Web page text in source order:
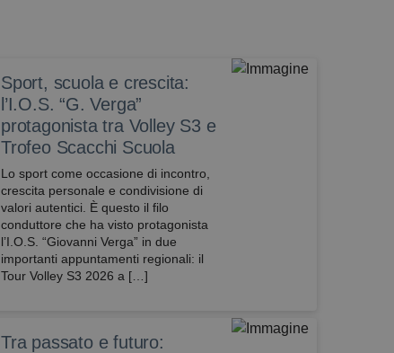
Sport, scuola e crescita:
l’I.O.S. “G. Verga”
protagonista tra Volley S3 e
Trofeo Scacchi Scuola
Lo sport come occasione di incontro,
crescita personale e condivisione di
valori autentici. È questo il filo
conduttore che ha visto protagonista
l’I.O.S. “Giovanni Verga” in due
importanti appuntamenti regionali: il
Tour Volley S3 2026 a […]
Tra passato e futuro: